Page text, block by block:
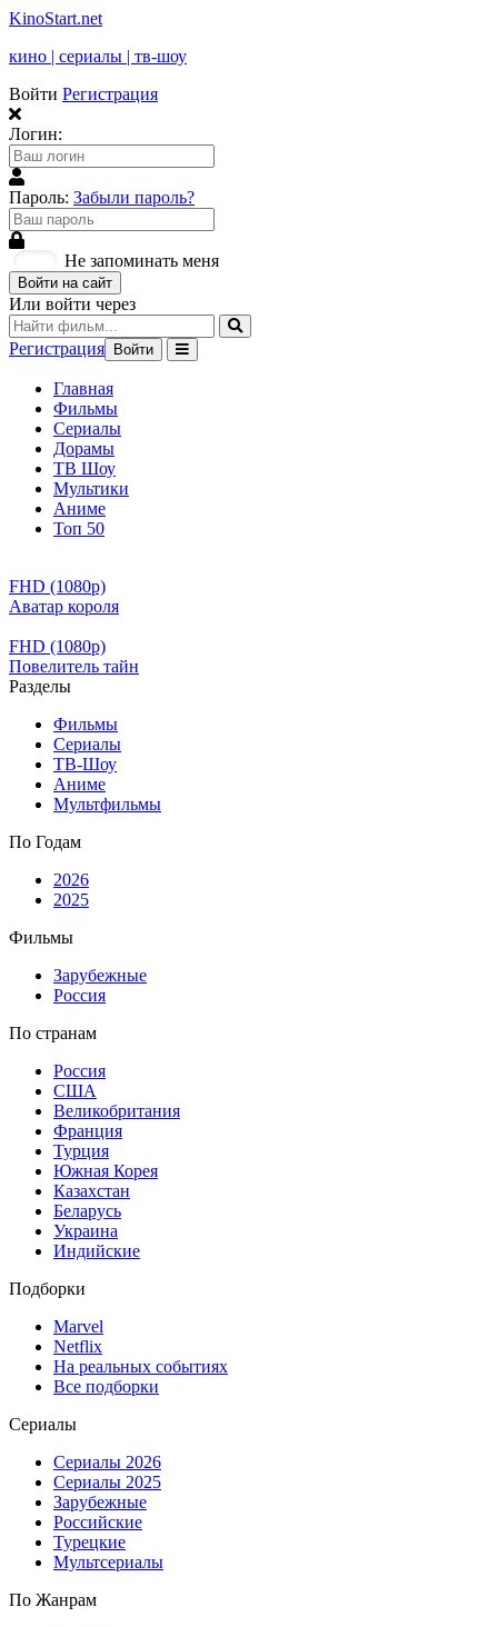
KinoStart.net
кино | сериалы | тв-шоу
Войти Регистрация
Логин:
Пароль: Забыли пароль?
Не запоминать меня
Войти на сайт
Или войти через
Регистрация Войти
Главная
Фильмы
Сериалы
Дорамы
ТВ Шоу
Мультики
Аниме
Топ 50
FHD (1080p)
Аватар короля
FHD (1080p)
Повелитель тайн
Разделы
Фильмы
Сериалы
ТВ-Шоу
Аниме
Мультфильмы
По Годам
2026
2025
Фильмы
Зарубежные
Россия
По странам
Россия
США
Великобритания
Франция
Турция
Южная Корея
Казахстан
Беларусь
Украина
Индийские
Подборки
Marvel
Netflix
На реальных событиях
Все подборки
Сериалы
Сериалы 2026
Сериалы 2025
Зарубежные
Российские
Турецкие
Мультсериалы
По Жанрам